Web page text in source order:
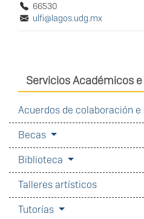
66530
ulfi@lagos.udg.mx
Servicios Académicos
Acuerdos de colaboración
Becas
Biblioteca
Talleres artísticos
Tutorías